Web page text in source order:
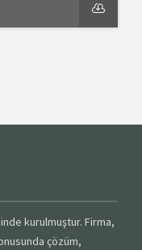
kurulmuştur. Firma,
çözüm,